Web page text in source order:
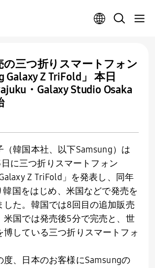
の三つ折りスマートフォン
Galaxy Z TriFold」 本日
・Galaxy Studio Osaka
（韓国本社、以下Samsung）は
に三つ折りスマートフォン
Z TriFold」を発表し、同年
韓国をはじめ、米国などで発売を
した。韓国では8回目の追加販売
米国では発売後5分で完売と、世
博している三つ折りスマートフォ
度、日本のお客様にSamsungの